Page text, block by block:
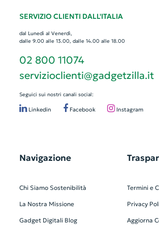
SERVIZIO CLIENTI DALL'ITALIA
dal Lunedì al Venerdì,
dalle 9.00 alle 13.00, dalle 14.00 alle 18.00
02 800 11074
servizioclienti@gadgetzilla.it
Seguici sui nostri canali social:
Linkedin Facebook Instagram
Navigazione
Chi Siamo Sostenibilità
La Nostra Missione
Gadget Digitali Blog
Termini e
Privacy
Aggiorna